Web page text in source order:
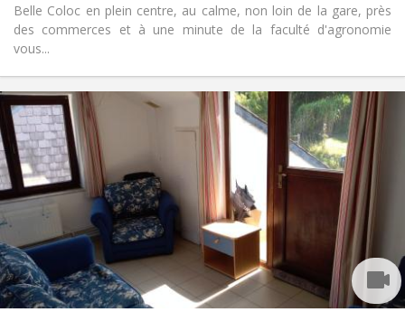
Belle Coloc en plein centre, au calme, non loin de la gare, près
des commerces et à une minute de la faculté d'agronomie
vous...
Infos Pratiques
Loyer:
430 €
Charges:
100 €
Durée:
12 mois
Domiciliation:
Acceptée
Aménagement
Salle de bain:
Commune
Cuisine:
Commune
Superficie:
11 m
2
Pièces privées: